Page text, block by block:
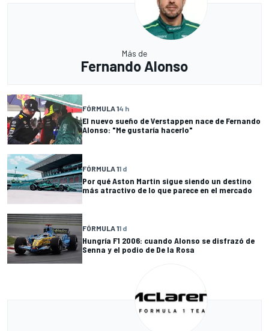
Más de
Fernando Alonso
FÓRMULA 14 h
El nuevo sueño de Verstappen nace de Fernando
Alonso: "Me gustaría hacerlo"
FÓRMULA 11 d
Por qué Aston Martin sigue siendo un destino
más atractivo de lo que parece en el mercado
FÓRMULA 11 d
Hungría F1 2006: cuando Alonso se disfrazó de
Senna y el podio de De la Rosa